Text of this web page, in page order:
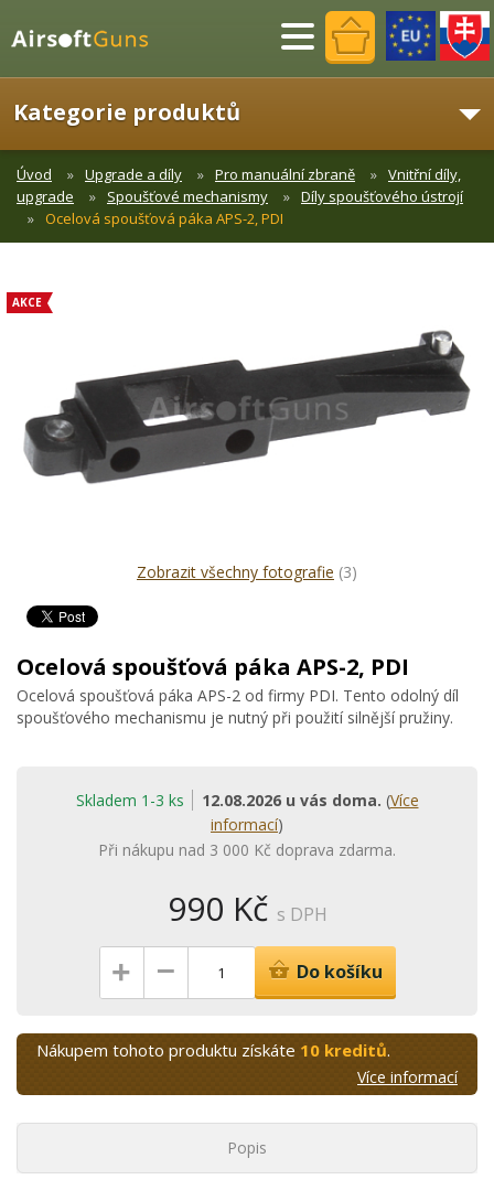
Menu
Kategorie produktů
Úvod Upgrade a díly Pro manuální zbraně
Vnitřní díly,
upgrade
Spoušťové mechanismy
Díly spoušťového ústrojí
Ocelová spoušťová páka APS-2, PDI
Zobrazit všechny fotografie (3)
AKCE
Ocelová spoušťová páka APS-2, PDI
Ocelová spoušťová páka APS-2 od firmy PDI. Tento odolný díl
spoušťového mechanismu je nutný při použití silnější pružiny.
Skladem 1-3 ks 12.08.2026 u vás doma. (Více
informací)
Při nákupu nad 3 000 Kč doprava zdarma.
990 Kč s DPH
+ – Do košíku
Nákupem tohoto produktu získáte 10 kreditů.
Více informací
Popis